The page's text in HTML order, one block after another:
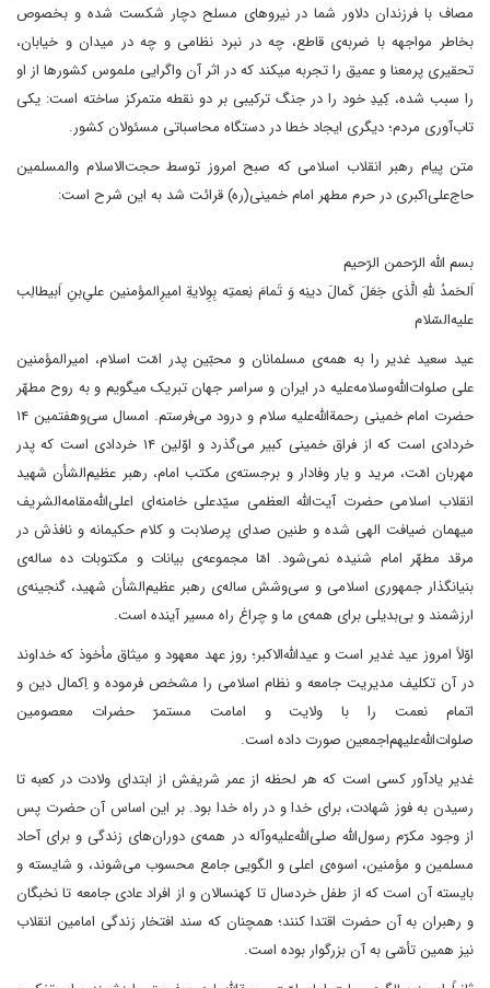
مصاف با فرزندان دلاور شما در نیروهای مسلح دچار شکست شده و بخصوص
بخاطر مواجهه با ضربه‌ی قاطع، چه در نبرد نظامی و چه در میدان و خیابان،
تحقیری پرمعنا و عمیق را تجربه میکند که در اثر آن واگرایی ملموس کشورها از او
را سبب شده، کِیدِ خود را در جنگ ترکیبی بر دو نقطه متمرکز ساخته است: یکی
تاب‌آوری مردم؛ دیگری ایجاد خطا در دستگاه محاسباتی مسئولان کشور.
متن پیام رهبر انقلاب اسلامی که صبح امروز توسط حجت‌الاسلام والمسلمین
حاج‌علی‌اکبری در حرم مطهر امام خمینی(ره) قرائت شد به این شرح است:
بسم الله الرّحمن الرّحیم
اَلحَمدُ للهِ الَّذی جَعَلَ کَمالَ دینِه وَ تَمامَ نِعمتِه بِوِلایةِ امیرِالمؤمنین علیِ‌بنِ اَبیطالِب
علیه‌السّلام
عید سعید غدیر را به همه‌ی مسلمانان و محبّین پدر امّت اسلام، امیرالمؤمنین
علی صلوات‌الله‌وسلامه‌علیه در ایران و سراسر جهان تبریک میگویم و به روح مطهّر
حضرت امام خمینی رحمة‌الله‌علیه سلام و درود می‌فرستم. امسال سی‌و‌هفتمین ۱۴
خردادی است که از فراق خمینی کبیر می‌گذرد و اوّلین ۱۴ خردادی است که پدر
مهربان امّت، مرید و یار وفادار و برجسته‌ی مکتب امام، رهبر عظیم‌الشأن شهید
انقلاب اسلامی حضرت آیت‌الله العظمی سیّدعلی خامنه‌ای اعلی‌الله‌مقامه‌الشریف
میهمان ضیافت الهی شده و طنین صدای پرصلابت و کلام حکیمانه و نافذ‌ش در
مرقد مطهّر امام شنیده نمی‌شود. امّا مجموعه‌ی بیانات و مکتوبات ده‌ ساله‌ی
بنیانگذار جمهوری اسلامی و سی‌وشش‌ ساله‌ی رهبر عظیم‌الشأن شهید، گنجینه‌ی
ارزشمند و بی‌بدیلی برای همه‌ی ما و چراغ راه مسیر آینده است.
اوّلاً امروز عید غدیر است و عید‌الله‌الاکبر؛ روز عهد معهود و میثاق مأخوذ که خداوند
در آن تکلیف مدیریت جامعه و نظام اسلامی را مشخص فرموده و اِکمال دین و
اتمام نعمت را با ولایت و امامت مستمرّ حضرات معصومین
صلوات‌الله‌علیهم‌اجمعین صورت داده است.
غدیر یادآور کسی است که هر لحظه از عمر شریفش از ابتدای ولادت در کعبه تا
رسیدن به فوز شهادت، برای خدا و در راه خدا بود. بر این اساس آن حضرت پس
از وجود مکرّم رسو‌ل‌الله صلی‌الله‌علیه‌وآله در همه‌ی دوران‌های زندگی و برای آحاد
مسلمین و مؤمنین، اسوه‌ی اعلی و الگویی جامع محسوب می‌شوند، و شایسته و
بایسته آن است که از طفل خردسال تا کهنسالان و از افراد عادی جامعه تا نخبگان
و رهبران به آن حضرت اقتدا کنند؛ همچنان که سند افتخار زندگی امامین انقلاب
نیز همین تأسّی به آن بزرگوار بوده است.